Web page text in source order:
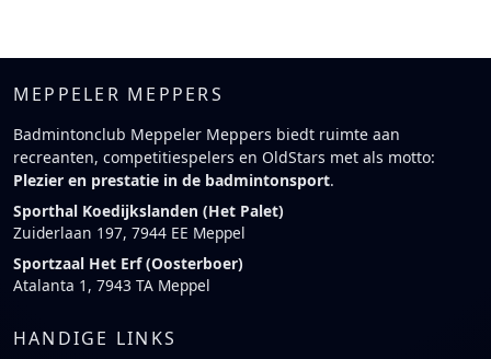
MEPPELER MEPPERS
Badmintonclub Meppeler Meppers biedt ruimte aan
recreanten, competitiespelers en OldStars met als motto:
Plezier en prestatie in de badmintonsport.
Sporthal Koedijkslanden (Het Palet)
Zuiderlaan 197, 7944 EE Meppel
Sportzaal Het Erf (Oosterboer)
Atalanta 1, 7943 TA Meppel
HANDIGE LINKS